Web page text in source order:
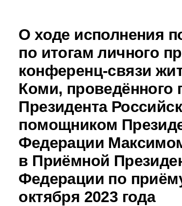
О ходе исполнения
по итогам личного
конференц-связи
Коми, проведённого
Президента
помощником
Федерации
в Приёмной
Федерации по
октября 2023 года